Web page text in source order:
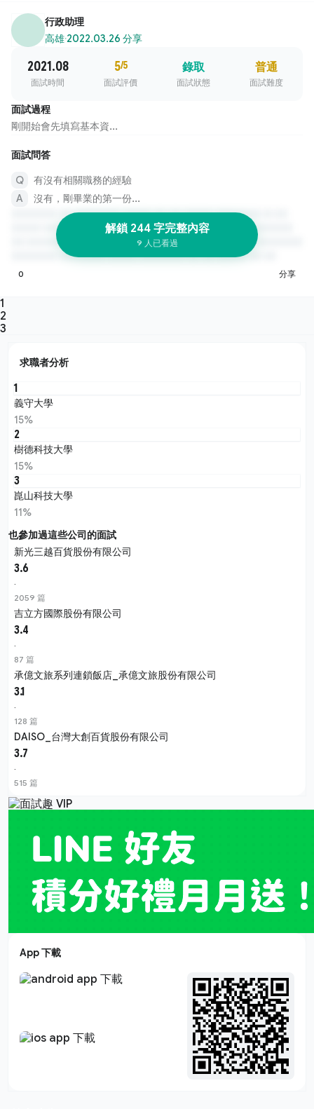
行政助理
高雄·2022.03.26 分享
2021.08
面試時間
5/5
面試評價
錄取
面試狀態
普通
面試難度
面試過程
剛開始會先填寫基本資...
面試問答
有沒有相關職務的經驗
沒有，剛畢業的第一份...
解鎖 244 字完整內容
9 人已看過
0 分享
1
2
3
求職者分析
1
義守大學
15%
2
樹德科技大學
15%
3
崑山科技大學
11%
也參加過這些公司的面試
新光三越百貨股份有限公司
3.6
·
2059 篇
吉立方國際股份有限公司
3.4
·
87 篇
承億文旅系列連鎖飯店_承億文旅股份有限公司
3.1
·
128 篇
DAISO_台灣大創百貨股份有限公司
3.7
·
515 篇
App 下載